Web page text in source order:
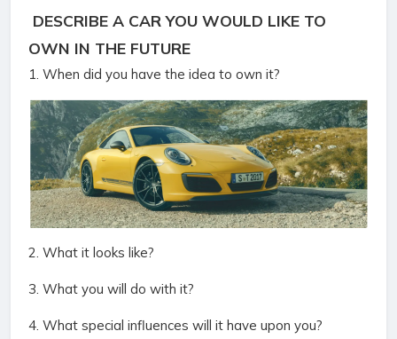
DESCRIBE A CAR YOU WOULD LIKE TO
OWN IN THE FUTURE
1. When did you have the idea to own it?
2. What it looks like?
3. What you will do with it?
4. What special influences will it have upon you?